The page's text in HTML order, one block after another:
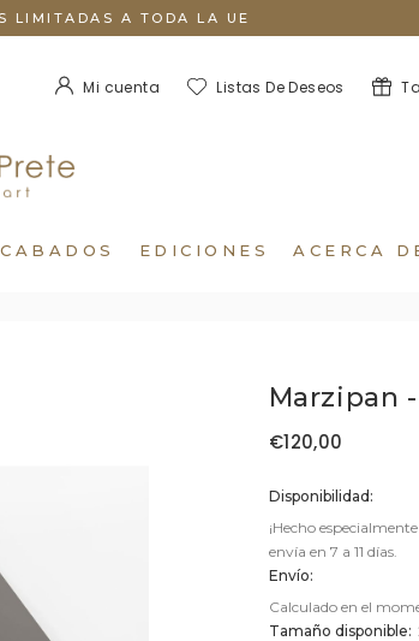
LIMITADAS A TODA LA UE
Mi cuenta Listas De Deseos
EDICIONES ACERCA
Marzipan
€120,00
Disponibilidad:
¡Hecho
envía en 7 a 11 días.
Envío:
Calculado en el
Tamaño disponible: